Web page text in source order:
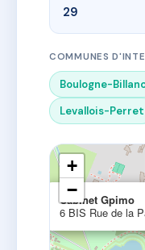
29
COMMUNES
Boulogne-
Levallois-Perret
Cabinet Gpimo
6 BIS Rue de la
+
−